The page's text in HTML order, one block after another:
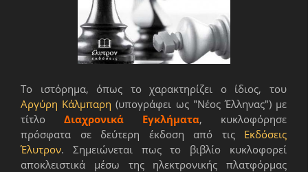
Το ιστόρημα, όπως το χαρακτηρίζει ο ίδιος, του
Αργύρη Κάλμπαρη (υπογράφει ως "Νέος Έλληνας") με
τίτλο Διαχρονικά Εγκλήματα, κυκλοφόρησε
πρόσφατα σε δεύτερη έκδοση από τις Εκδόσεις
Έλυτρον. Σημειώνεται πως το βιβλίο κυκλοφορεί
αποκλειστικά μέσω της ηλεκτρονικής πλατφόρμας